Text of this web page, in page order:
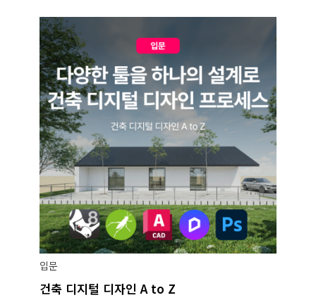
입문
건축 디지털 디자인 A to Z